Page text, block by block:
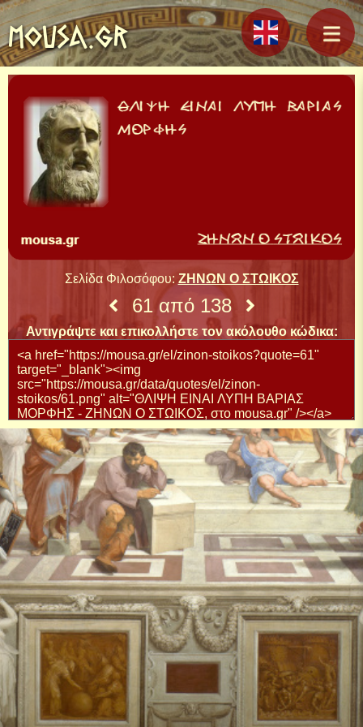
MOUSA.GR
Σελίδα Φιλοσόφου: ΖΗΝΩΝ Ο ΣΤΩΙΚΟΣ
61 από 138
Αντιγράψτε και επικολλήστε τον ακόλουθο κώδικα: